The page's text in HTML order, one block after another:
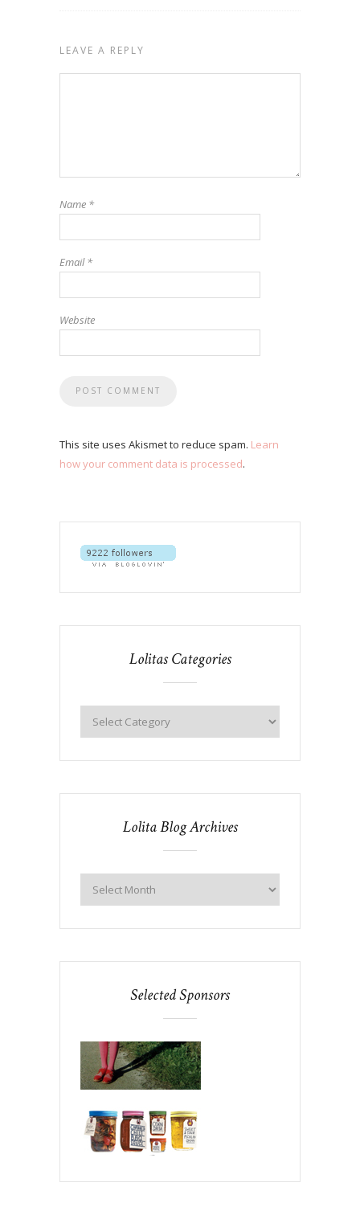
LEAVE A REPLY
Name *
Email*
Website
This site uses Akismet to reduce spam. Learn
how your comment data is processed.
Lolitas Categories
Lolita Blog Archives
Selected Sponsors